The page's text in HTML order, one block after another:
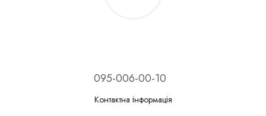
095-006-00-10
Контактна інформація